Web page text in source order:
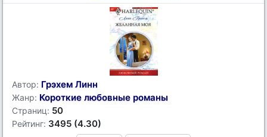
Автор: Грэхем Линн
Жанр: Короткие любовные романы
Страниц: 50
Рейтинг: 3495 (4.30)